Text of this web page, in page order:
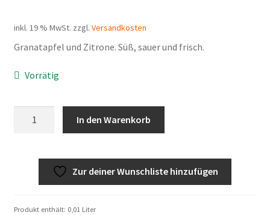
inkl. 19 % MwSt. zzgl. Versandkosten
Granatapfel und Zitrone. Süß, sauer und frisch.
Vorrätig
Menge
In den Warenkorb
Zur deiner Wunschliste hinzufügen
Produkt enthält: 0,01 Liter